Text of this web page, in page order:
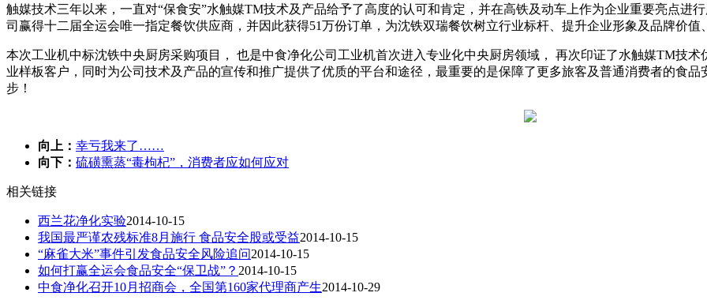
触媒技术三年以来，一直对“保食安”水触媒TM技术及产品给予了高度的认可和肯定，并在高铁及动车上作为企业重要亮点进
司赢得十二届全运会唯一指定餐饮供应商，并因此获得51万份订单，为沈铁双瑞餐饮树立行业标杆、提升企业形象及品牌价值
本次工业机中标沈铁中央厨房采购项目， 也是中食净化公司工业机首次进入专业化中央厨房领域， 再次印证了水触媒TM技
业样板客户，同时为公司技术及产品的宣传和推广提供了优质的平台和途径，最重要的是保障了更多旅客及普通消费者的食
步！
向上： 幸亏我来了……
向下： 硫磺熏蒸“毒枸杞”，消费者应如何应对
相关链接
西兰花净化实验2014-10-15
我国最严谨农残标准8月施行 食品安全股或受益2014-10-15
“麻雀大米”事件引发食品安全风险追问2014-10-15
如何打赢全运会食品安全“保卫战”？ 2014-10-15
中食净化召开10月招商会，全国第160家代理商产生2014-10-29